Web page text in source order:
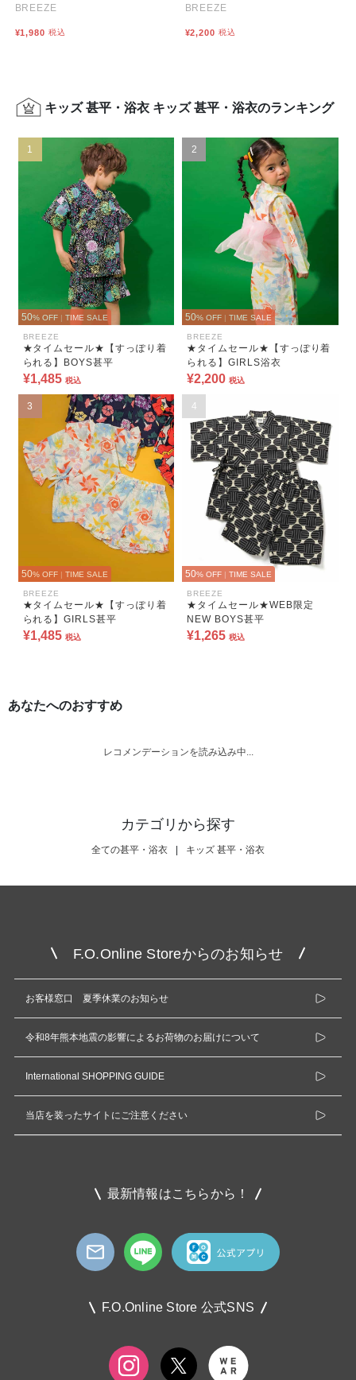
BREEZE
¥1,980 税込
BREEZE
¥2,200 税込
キッズ 甚平・浴衣 キッズ 甚平・浴衣のランキング
1
50% OFF | TIME SALE
BREEZE
★タイムセール★【すっぽり着
られる】BOYS甚平
¥1,485 税込
2
50% OFF | TIME SALE
BREEZE
★タイムセール★【すっぽり着
られる】GIRLS浴衣
¥2,200 税込
3
50% OFF | TIME SALE
BREEZE
★タイムセール★【すっぽり着
られる】GIRLS甚平
¥1,485 税込
4
50% OFF | TIME SALE
BREEZE
★タイムセール★WEB限定
NEW BOYS甚平
¥1,265 税込
あなたへのおすすめ
レコメンデーションを読み込み中...
カテゴリから探す
全ての甚平・浴衣 | キッズ 甚平・浴衣
F.O.Online Storeからのお知らせ
お客様窓口 夏季休業のお知らせ
令和8年熊本地震の影響によるお荷物のお届けについて
International SHOPPING GUIDE
当店を装ったサイトにご注意ください
最新情報はこちらから！
F.O.Online Store 公式SNS